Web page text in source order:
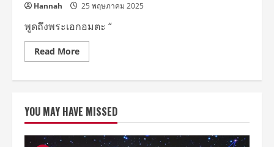
โซ
เชีย
แฟนๆ
แซว
Hannah 25 พฤษภาคม 2025
พูดถึงพระเอกอมตะ “
Read MoreRead
more
เจือ
วัย
เกือบ
60
YOU MAY HAVE MISSED